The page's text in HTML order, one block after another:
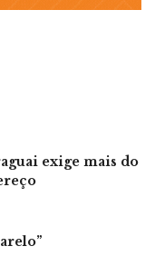
exige mais do